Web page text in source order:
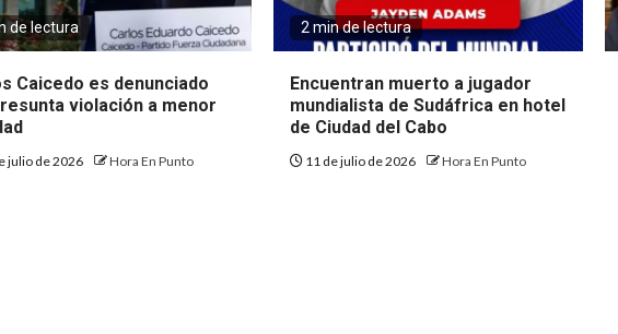
de lectura
Caicedo es denunciado
violación a menor
julio de 2026 Hora En Punto
2 min de lectura
Encuentran muerto a jugador
mundialista de Sudáfrica en hotel
de Ciudad del Cabo
11 de julio de 2026 Hora En Punto